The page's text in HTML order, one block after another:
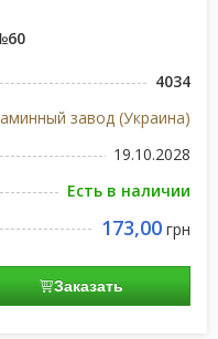
4034
завод (Украина)
19.10.2028
Есть в наличии
173,00 грн
Заказать